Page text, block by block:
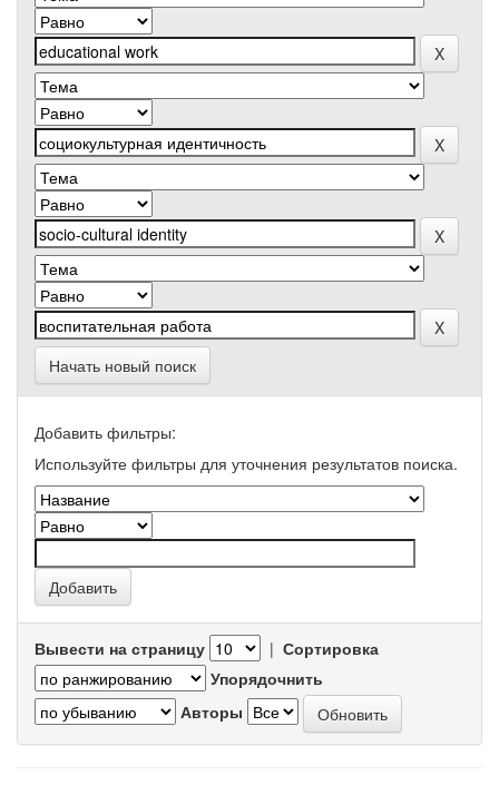
Начать новый поиск
Добавить фильтры:
Используйте фильтры для уточнения результатов поиска.
Вывести на страницу | Сортировка
Упорядочнить
Авторы